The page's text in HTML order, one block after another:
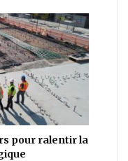
pour ralentir la